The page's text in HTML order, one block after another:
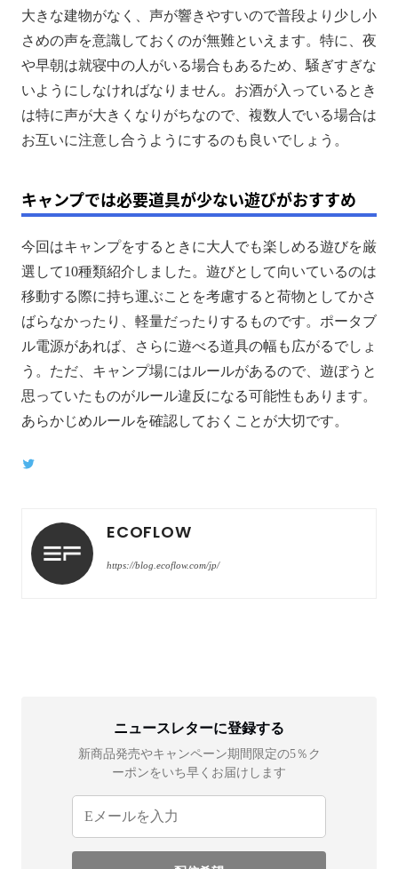
大きな建物がなく、声が響きやすいので普段より少し小
さめの声を意識しておくのが無難といえます。特に、夜
や早朝は就寝中の人がいる場合もあるため、騒ぎすぎな
いようにしなければなりません。お酒が入っているとき
は特に声が大きくなりがちなので、複数人でいる場合は
お互いに注意し合うようにするのも良いでしょう。
キャンプでは必要道具が少ない遊びがおすすめ
今回はキャンプをするときに大人でも楽しめる遊びを厳
選して10種類紹介しました。遊びとして向いているのは
移動する際に持ち運ぶことを考慮すると荷物としてかさ
ばらなかったり、軽量だったりするものです。ポータブ
ル電源があれば、さらに遊べる道具の幅も広がるでしょ
う。ただ、キャンプ場にはルールがあるので、遊ぼうと
思っていたものがルール違反になる可能性もあります。
あらかじめルールを確認しておくことが大切です。
Twitter
ECOFLOW
https://blog.ecoflow.com/jp/
ニュースレターに登録する
新商品発売やキャンペーン期間限定の5％ク
ーポンをいち早くお届けします